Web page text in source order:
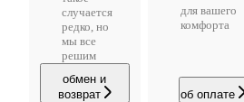
случается
редко, но
мы все
решим
обмен и
возврат
для вашего
комфорта
об оплате